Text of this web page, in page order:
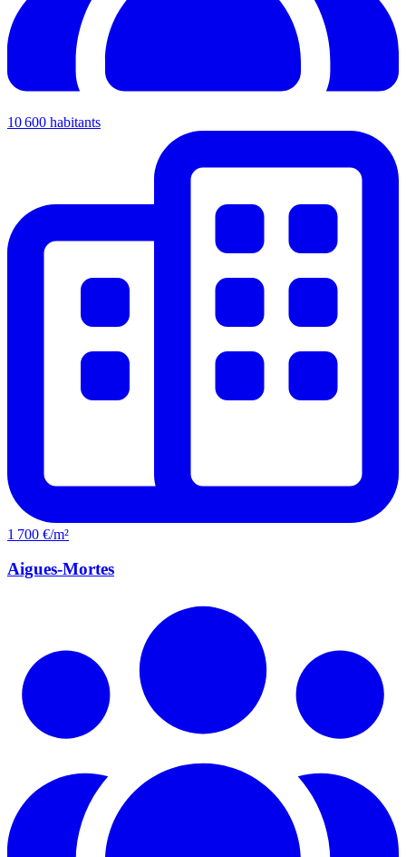
10 600 habitants
1 700 €/m²
Aigues-Mortes